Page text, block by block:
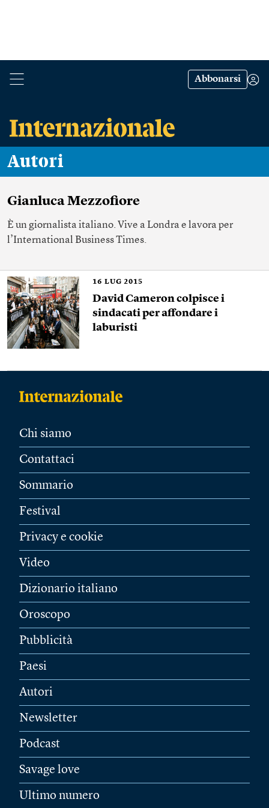
Abbonarsi
Autori
Gianluca Mezzofiore
È un giornalista italiano. Vive a Londra e lavora per
l’International Business Times.
16 LUG 2015
David Cameron colpisce i
sindacati per affondare i
laburisti
Chi siamo
Contattaci
Sommario
Festival
Privacy e cookie
Video
Dizionario italiano
Oroscopo
Pubblicità
Paesi
Autori
Newsletter
Podcast
Savage love
Ultimo numero